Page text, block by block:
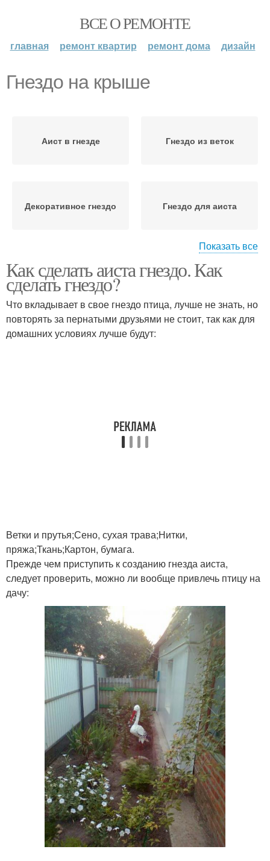
ВСЕ О РЕМОНТЕ
главная ремонт квартир ремонт дома дизайн
Гнездо на крыше
Аист в гнезде Гнездо из веток
Декоративное гнездо Гнездо для аиста
Гнездо с птицами Птичье гнездо
Показать все
Как сделать аиста гнездо. Как
сделать гнездо?
Что вкладывает в свое гнездо птица, лучше не знать, но
повторять за пернатыми друзьями не стоит, так как для
домашних условиях лучше будут:
Ветки и прутья;Сено, сухая трава;Нитки,
пряжа;Ткань;Картон, бумага.
Прежде чем приступить к созданию гнезда аиста,
следует проверить, можно ли вообще привлечь птицу на
дачу: